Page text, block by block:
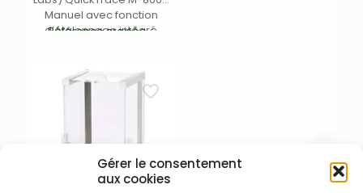
Gérer le consentement
aux cookies
Manuel avec fonction
d’étalonnage intégré
Référence croisée